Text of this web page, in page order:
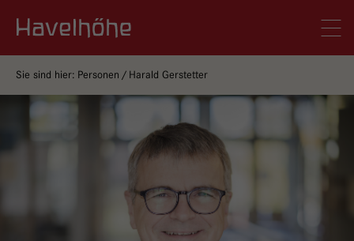
Sie sind hier: Personen Harald Gerstetter